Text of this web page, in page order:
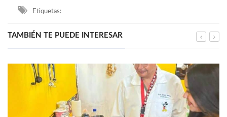
Etiquetas:
TAMBIÉN TE PUEDE INTERESAR